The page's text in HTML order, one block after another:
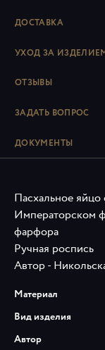
ДОСТАВКА
УХОД ЗА
ОТЗЫВЫ
ЗАДАТЬ ВОПРОС
ДОКУМЕНТЫ
Пасхальное яйцо
Императорском
фарфора
Ручная роспись
Автор -
Материал
Вид изделия
Автор